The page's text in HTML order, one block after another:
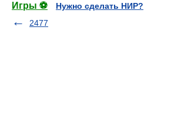
Игры ⚽
Нужно сделать НИР?
2477